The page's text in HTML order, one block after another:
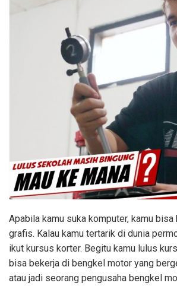
Apabila kamu suka komputer, kamu
grafis. Kalau kamu tertarik di dunia
ikut kursus korter. Begitu kamu lulus
bisa bekerja di bengkel motor yang
atau jadi seorang pengusaha bengkel